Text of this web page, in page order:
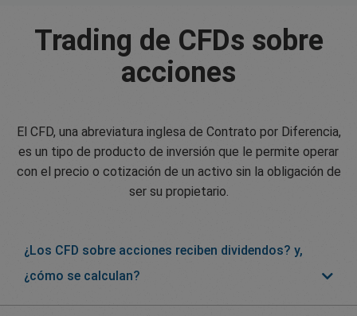
Trading de CFDs sobre
acciones
El CFD, una abreviatura inglesa de Contrato por Diferencia,
es un tipo de producto de inversión que le permite operar
con el precio o cotización de un activo sin la obligación de
ser su propietario.
¿Los CFD sobre acciones reciben dividendos? y,
¿cómo se calculan?